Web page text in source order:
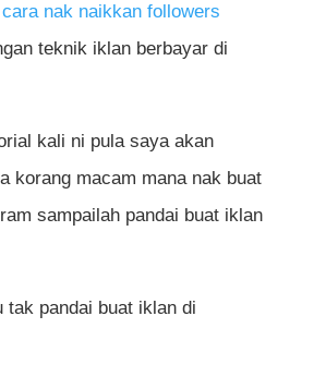
cara nak naikkan followers
teknik iklan berbayar di
kali ni pula saya akan
korang macam mana nak buat
sampailah pandai buat iklan
tak pandai buat iklan di